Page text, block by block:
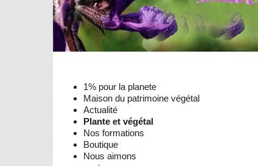
1% pour la planete
Maison du patrimoine végétal
Actualité
Plante et végétal
Nos formations
Boutique
Nous aimons